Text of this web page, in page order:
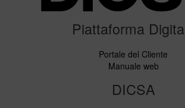
Piattaforma
Portale del Cliente
Manuale web
DICSA